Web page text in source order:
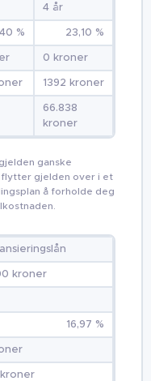
4 år
% 23,10 %
0 kroner
1392 kroner
66.838
kroner
ganske
gjelden over i et
å forholde deg
kroner
16,97 %